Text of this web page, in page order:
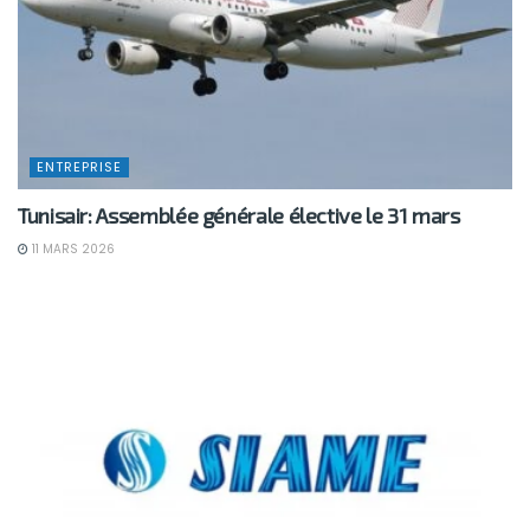
ENTREPRISE
Tunisair: Assemblée générale élective le 31 mars
11 MARS 2026